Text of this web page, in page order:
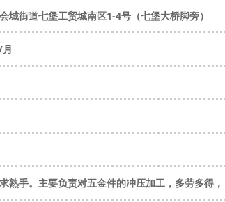
城街道七堡工贸城南区1-4号（七堡大桥脚旁）
熟手。主要负责对五金件的冲压加工，多劳多得